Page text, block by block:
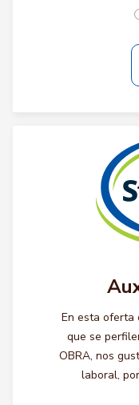
En esta oferta
que se
OBRA, nos
laboral,